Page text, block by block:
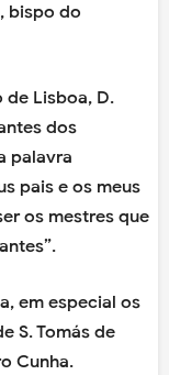
bispo do
Lisboa, D.
dos
palavra
pais e os meus
os mestres que
em especial os
S. Tomás de
Cunha.